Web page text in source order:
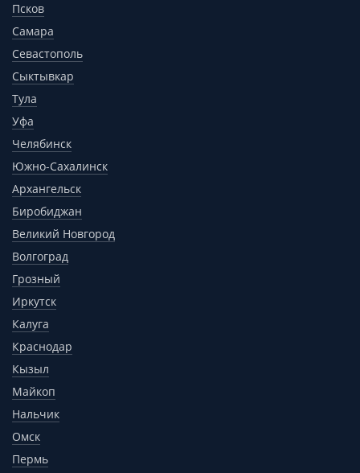
Псков
Самара
Севастополь
Сыктывкар
Тула
Уфа
Челябинск
Южно-Сахалинск
Архангельск
Биробиджан
Великий Новгород
Волгоград
Грозный
Иркутск
Калуга
Краснодар
Кызыл
Майкоп
Нальчик
Омск
Пермь